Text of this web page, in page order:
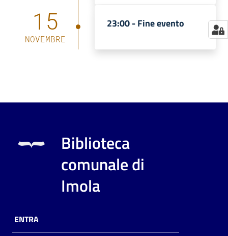
15
NOVEMBRE
23:00 -Fine evento
Biblioteca
comunale di
Imola
ENTRA